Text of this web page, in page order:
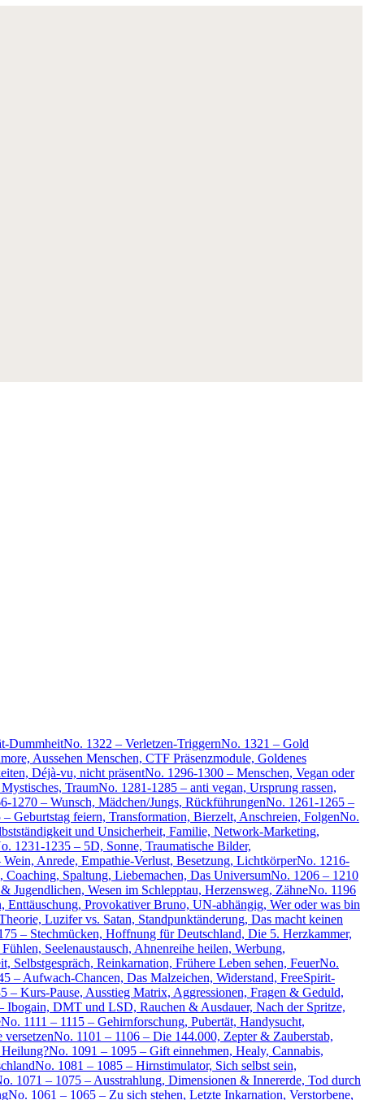
DummheitNo. 1322 – Verletzen-TriggernNo. 1321 – Gold
Aussehen Menschen, CTF Präsenzmodule, Goldenes
Déjà-vu, nicht präsentNo. 1296-1300 – Menschen, Vegan oder
TraumNo. 1281-1285 – anti vegan, Ursprung rassen,
1270 – Wunsch, Mädchen/Jungs, RückführungenNo. 1261-1265 –
Geburtstag feiern, Transformation, Bierzelt, Anschreien, FolgenNo.
und Unsicherheit, Familie, Network-Marketing,
1231-1235 – 5D, Sonne, Traumatische Bilder,
Anrede, Empathie-Verlust, Besetzung, LichtkörperNo. 1216-
Coaching, Spaltung, Liebemachen, Das UniversumNo. 1206 – 1210
Wesen im Schlepptau, Herzensweg, ZähneNo. 1196
Enttäuschung, Provokativer Bruno, UN-abhängig, Wer oder was bin
Luzifer vs. Satan, Standpunktänderung, Das macht keinen
– Stechmücken, Hoffnung für Deutschland, Die 5. Herzkammer,
Seelenaustausch, Ahnenreihe heilen, Werbung,
Selbstgespräch, Reinkarnation, Frühere Leben sehen, FeuerNo.
– Aufwach-Chancen, Das Malzeichen, Widerstand, FreeSpirit-
– Kurs-Pause, Ausstieg Matrix, Aggressionen, Fragen & Geduld,
Ibogain, DMT und LSD, Rauchen & Ausdauer, Nach der Spritze,
No. 1111 – 1115 – Gehirnforschung, Pubertät, Handysucht,
No. 1101 – 1106 – Die 144.000, Zepter & Zauberstab,
No. 1091 – 1095 – Gift einnehmen, Healy, Cannabis,
No. 1081 – 1085 – Hirnstimulator, Sich selbst sein,
1071 – 1075 – Ausstrahlung, Dimensionen & Innererde, Tod durch
No. 1061 – 1065 – Zu sich stehen, Letzte Inkarnation, Verstorbene,